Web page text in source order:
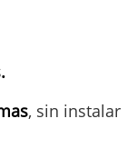
, sin instalar